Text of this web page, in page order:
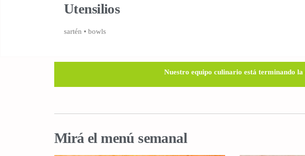
Utensilios
sartén • bowls
Nuestro equipo culinario está terminando
Mirá el menú semanal